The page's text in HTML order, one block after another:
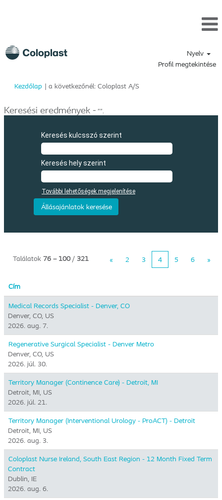
Nyelv
Profil megtekintése
Kezdőlap | a következőnél: Coloplast A/S(aktuális
Keresési eredmények - "".
Keresés kulcsszó szerint
Keresés hely szerint
További lehetőségek megjelenítése
Találatok 76 – 100/ 321 « 2 3 4 5 6 »
Cím
Medical Records Specialist - Denver, CO
Denver, CO, US
2026. aug. 7.
Regenerative Surgical Specialist - Denver Metro
Denver, CO, US
2026. júl. 30.
Territory Manager (Continence Care) - Detroit, MI
Detroit, MI, US
2026. júl. 21.
Territory Manager (Interventional Urology - ProACT) - Detroit
Detroit, MI, US
2026. aug. 3.
Coloplast Nurse Ireland, South East Region - 12 Month Fixed Term
Contract
Dublin, IE
2026. aug. 6.